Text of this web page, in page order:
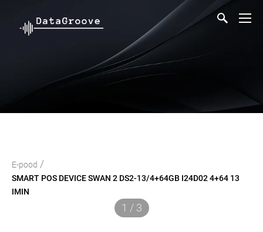
E-pood /
SMART POS DEVICE SWAN 2 DS2-13/4+64GB I24D02 4+64 13
IMIN
1 / 3